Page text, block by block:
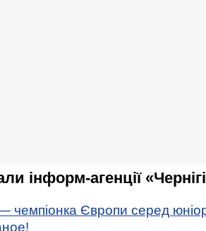
інформ-агенції
Європи серед